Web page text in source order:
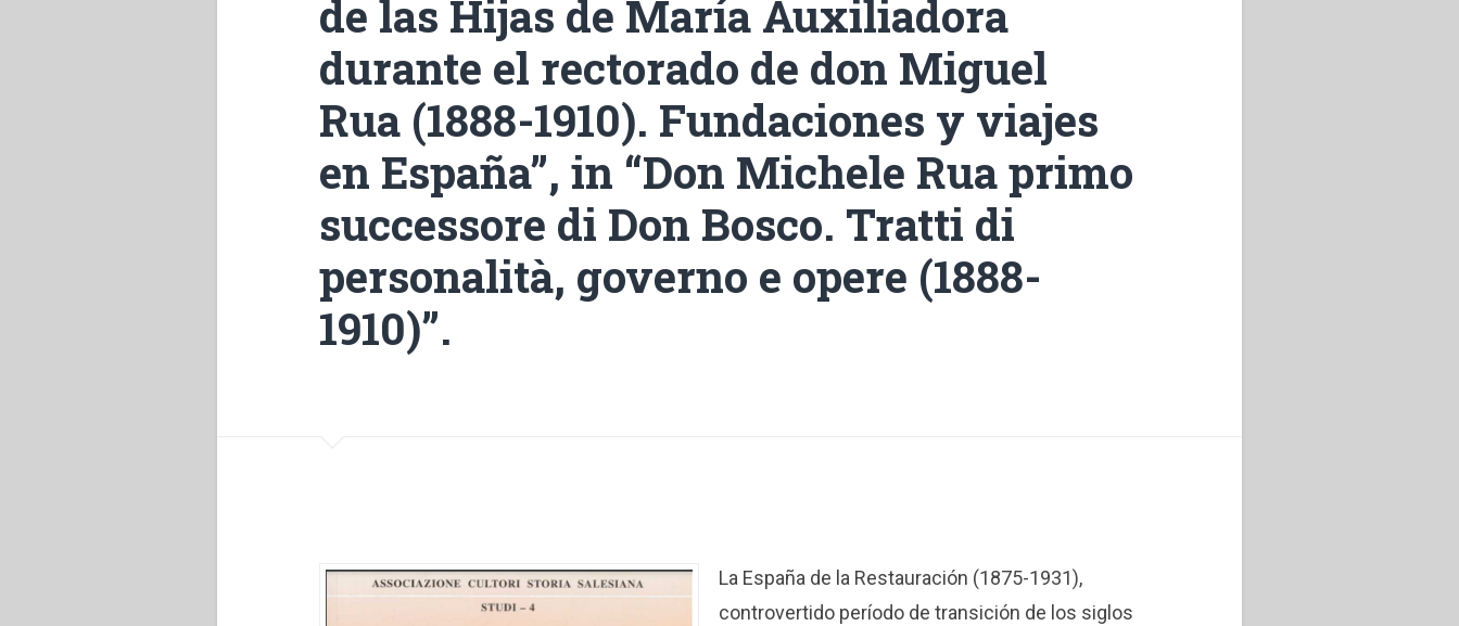
de las Hijas de María Auxiliadora
durante el rectorado de don Miguel
Rua (1888-1910). Fundaciones y viajes
en España”, in “Don Michele Rua primo
successore di Don Bosco. Tratti di
personalità, governo e opere (1888-
1910)”.
La España de la Restauración (1875-1931),
controvertido período de transición de los siglos